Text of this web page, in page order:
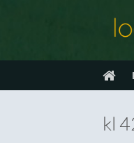
kl